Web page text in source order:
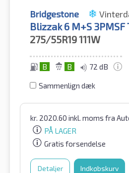
Bridgestone
Blizzak 6 M+S 3PMSF
275/55R19111W
B B 72 dB
Sammenlign dæk
kr. 2020.60 inkl. moms fra
PÅ LAGER
Gratis forsendelse
Detaljer Indkøbskurv